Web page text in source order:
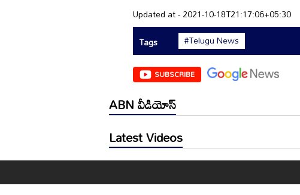
Updated at - 2021-10-18T21:17:06+05:30
Tags
#Telugu News
SUBSCRIBE
ABN వీడియోస్
Latest Videos